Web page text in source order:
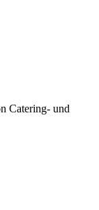
Catering- und